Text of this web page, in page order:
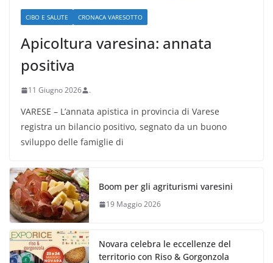
CIBO E SALUTE CRONACA VARESOTTO
Apicoltura varesina: annata
positiva
11 Giugno 2026 .
VARESE – L’annata apistica in provincia di Varese
registra un bilancio positivo, segnato da un buono
sviluppo delle famiglie di
Boom per gli agriturismi varesini
19 Maggio 2026
Novara celebra le eccellenze del
territorio con Riso & Gorgonzola